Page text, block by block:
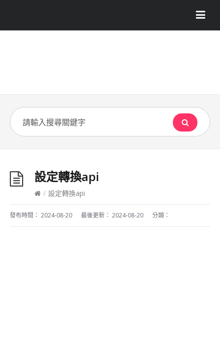
設定轉換api
/ 設定轉換api
發布時間： 2024-08-20 最後更新： 2024-08-20 分類：